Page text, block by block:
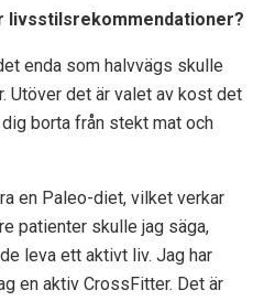
livsstilsrekommendationer?
enda som halvvägs skulle
Utöver det är valet av kost det
borta från stekt mat och
en Paleo-diet, vilket verkar
patienter skulle jag säga,
leva ett aktivt liv. Jag har
en aktiv CrossFitter. Det är